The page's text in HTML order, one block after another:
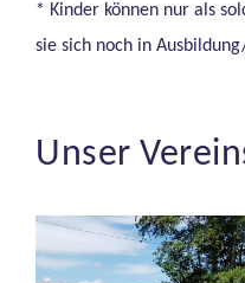
* Kinder können nur als
sie sich noch in
Unser